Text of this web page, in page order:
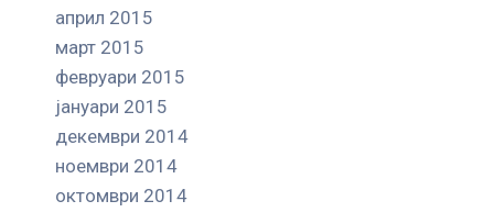
април 2015
март 2015
февруари 2015
јануари 2015
декември 2014
ноември 2014
октомври 2014